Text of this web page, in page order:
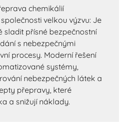
chemikálií
velkou výzvu: Je
sladit přísné bezpečnostní
s nebezpečnými
procesy. Moderní řešení
systémy,
nebezpečných látek a
přepravy, které
a snižují náklady.